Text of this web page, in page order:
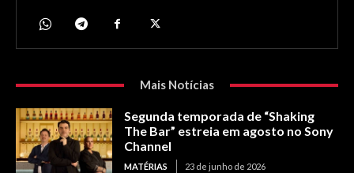
Mais Notícias
Segunda temporada de “Shaking
The Bar” estreia em agosto no Sony
Channel
MATÉRIAS 23 de junho de 2026